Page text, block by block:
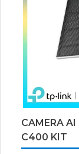
CAMERA
C400 KIT